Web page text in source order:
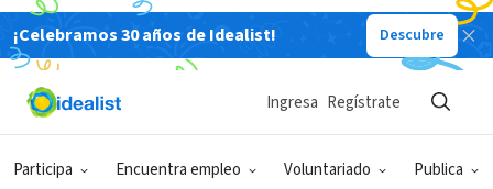
¡Celebramos 30 años de Idealist! Descubre
Participa Encuentra empleo Voluntariado Publica
Ingresa Regístrate
ORGANIZACIÓN SIN FIN DE LUCRO
Judeo-Christian Outreach Center